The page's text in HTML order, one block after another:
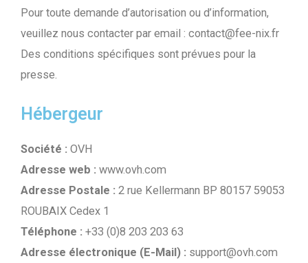
Pour toute demande d’autorisation ou d’information,
veuillez nous contacter par email : contact@fee-nix.fr
Des conditions spécifiques sont prévues pour la
presse.
Hébergeur
Société : OVH
Adresse web : www.ovh.com
Adresse Postale : 2 rue Kellermann BP 80157 59053
ROUBAIX Cedex 1
Téléphone : +33 (0)8 203 203 63
Adresse électronique (E-Mail) : support@ovh.com